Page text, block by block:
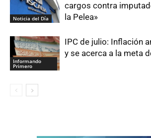
Noticia del Día
cargos contra
la Pelea»
Informando
Primero
IPC de julio: Inflación
y se acerca a la meta